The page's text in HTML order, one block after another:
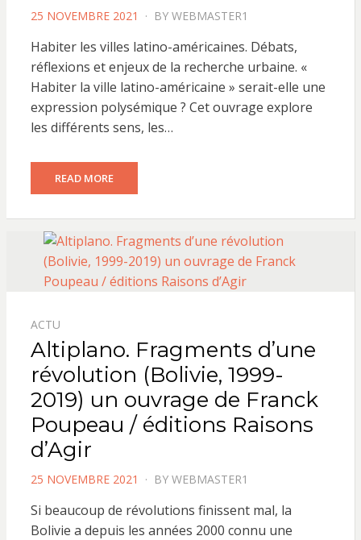
POSTED
25 NOVEMBRE 2021 BY WEBMASTER1
Habiter les villes latino-américaines. Débats,
réflexions et enjeux de la recherche urbaine. «
Habiter la ville latino-américaine » serait-elle une
expression polysémique ? Cet ouvrage explore
les différents sens, les…
READ MORE
ACTU
Altiplano. Fragments d’une
révolution (Bolivie, 1999-
2019) un ouvrage de Franck
Poupeau / éditions Raisons
d’Agir
POSTED
25 NOVEMBRE 2021 BY WEBMASTER1
Si beaucoup de révolutions finissent mal, la
Bolivie a depuis les années 2000 connu une